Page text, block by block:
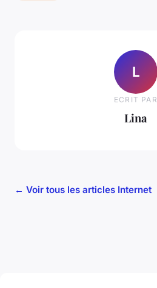
L
ECRIT PAR
Lina
← Voir tous les articles Internet